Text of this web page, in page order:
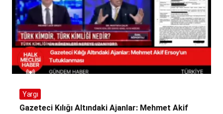
Yargı
Gazeteci Kılığı Altındaki Ajanlar: Mehmet Akif